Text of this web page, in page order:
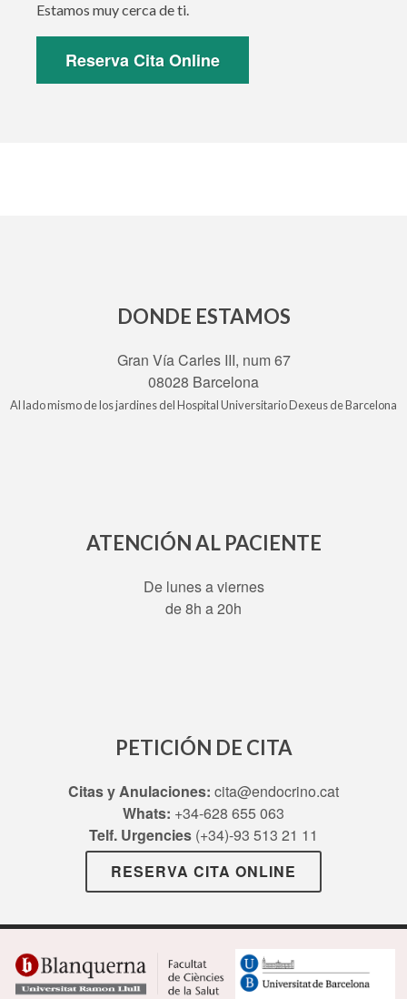
Estamos muy cerca de ti.
Reserva Cita Online
DONDE ESTAMOS
Gran Vía Carles III, num 67
08028 Barcelona
Al lado mismo de los jardines del Hospital Universitario Dexeus de Barcelona
ATENCIÓN AL PACIENTE
De lunes a viernes
de 8h a 20h
PETICIÓN DE CITA
Citas y Anulaciones: cita@endocrino.cat
Whats: +34-628 655 063
Telf. Urgencies (+34)-93 513 21 11
RESERVA CITA ONLINE